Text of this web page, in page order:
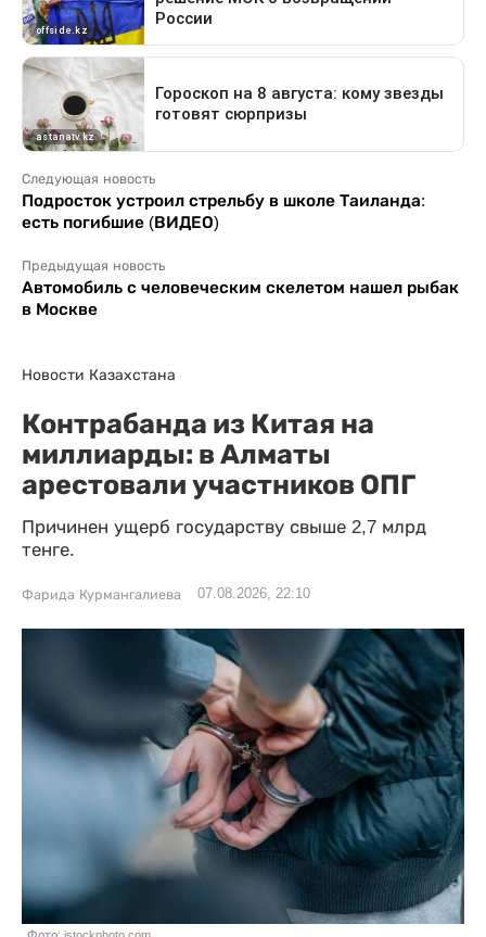
Следующая новость
Подросток устроил стрельбу в школе Таиланда:
есть погибшие (ВИДЕО)
Предыдущая новость
Автомобиль с человеческим скелетом нашел рыбак
в Москве
Новости Казахстана
Контрабанда из Китая на
миллиарды: в Алматы
арестовали участников ОПГ
Причинен ущерб государству свыше 2,7 млрд
тенге.
Фарида Курмангалиева 07.08.2026, 22:10